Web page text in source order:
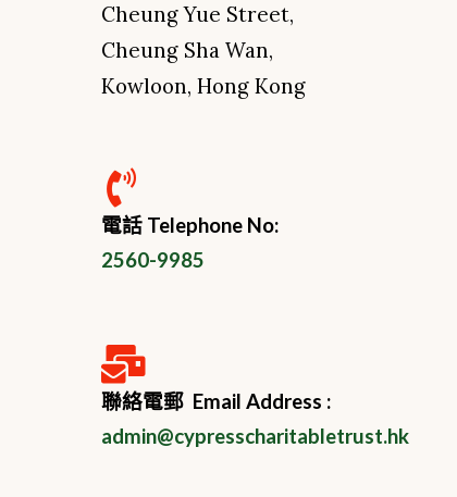
Cheung Yue Street,
Cheung Sha Wan,
Kowloon, Hong Kong
電話 Telephone No:
2560-9985
聯絡電郵 Email Address :
admin@cypresscharitabletrust.hk